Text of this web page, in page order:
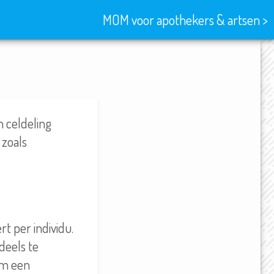
MOM voor apothekers & artsen >
celdeling
per individu.
te
een